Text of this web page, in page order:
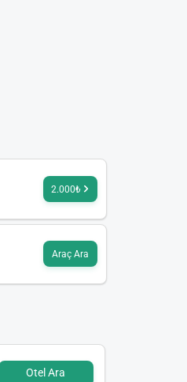
2.000₺
Araç Ara
Otel Ara